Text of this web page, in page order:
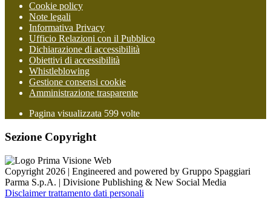
Cookie policy
Note legali
Informativa Privacy
Ufficio Relazioni con il Pubblico
Dichiarazione di accessibilità
Obiettivi di accessibilità
Whistleblowing
Gestione consensi cookie
Amministrazione trasparente
Pagina visualizzata 599 volte
Sezione Copyright
Copyright 2026 | Engineered and powered by Gruppo Spaggiari
Parma S.p.A. | Divisione Publishing & New Social Media
Disclaimer trattamento dati personali